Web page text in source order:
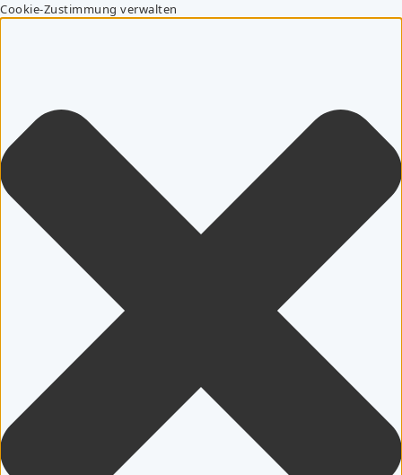
Cookie-Zustimmung verwalten